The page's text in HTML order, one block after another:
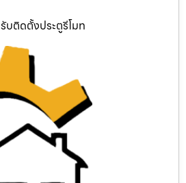
รับติดตั้งประตูรีโมท